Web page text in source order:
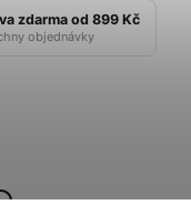
zdarma od 899 Kč
objednávky